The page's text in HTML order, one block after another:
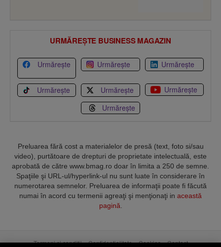
URMĂREȘTE BUSINESS MAGAZIN
Urmărește Urmărește Urmărește
Urmărește Urmărește
Urmărește
Urmărește
Preluarea fără cost a materialelor de presă (text, foto si/sau
video), purtătoare de drepturi de proprietate intelectuală, este
aprobată de către www.bmag.ro doar în limita a 250 de semne.
Spaţiile şi URL-ul/hyperlink-ul nu sunt luate în considerare în
numerotarea semnelor. Preluarea de informaţii poate fi făcută
numai în acord cu termenii agreaţi şi menţionaţi in această
pagină
Termeni și condiții Confidențialitate Cookies Contact